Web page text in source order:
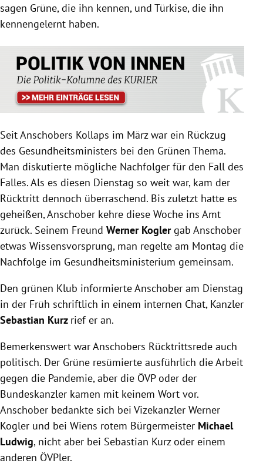
sagen Grüne, die ihn kennen, und Türkise, die ihn
kennengelernt haben.
Seit Anschobers Kollaps im März war ein Rückzug
des Gesundheitsministers bei den Grünen Thema.
Man diskutierte mögliche Nachfolger für den Fall des
Falles. Als es diesen Dienstag so weit war, kam der
Rücktritt dennoch überraschend. Bis zuletzt hatte es
geheißen, Anschober kehre diese Woche ins Amt
zurück. Seinem Freund Werner Koglergab Anschober
etwas Wissensvorsprung, man regelte am Montag die
Nachfolge im Gesundheitsministerium gemeinsam.
Den grünen Klub informierte Anschober am Dienstag
in der Früh schriftlich in einem internen Chat, Kanzler
Sebastian Kurz rief er an.
Bemerkenswert war Anschobers Rücktrittsrede auch
politisch. Der Grüne resümierte ausführlich die Arbeit
gegen die Pandemie, aber die ÖVP oder der
Bundeskanzler kamen mit keinem Wort vor.
Anschober bedankte sich bei Vizekanzler Werner
Kogler und bei Wiens rotem Bürgermeister Michael
Ludwig, nicht aber bei Sebastian Kurz oder einem
anderen ÖVPler.